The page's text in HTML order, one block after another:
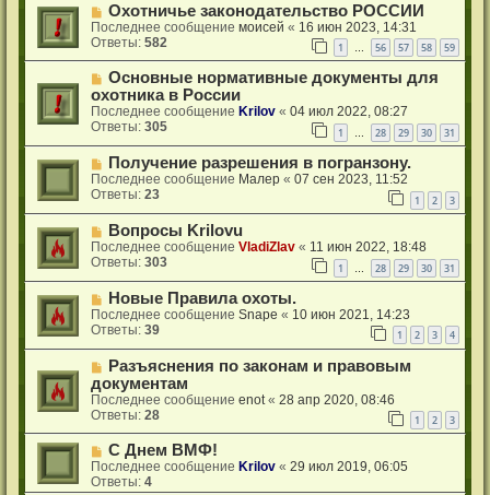
Охотничье законодательство РОССИИ
Последнее сообщениемоисей « 16 июн 2023, 14:31
Ответы:582 1 … 56 57 58 59
Основные нормативные документы для
охотника в России
Последнее сообщение Krilov «04 июл 2022, 08:27
Ответы:305 1 … 28 29 30 31
Получение разрешения в погранзону.
Последнее сообщение Малер «07 сен 2023, 11:52
Ответы:23 1 2 3
Вопросы Krilovu
Последнее сообщениеVladiZlav « 11 июн 2022, 18:48
Ответы:303 1 28 29 30 31
Новые Правила охоты.
Последнее сообщениеSnape « 10 июн 2021, 14:23
Ответы:39 1 2 3 4
Разъяснения по законам и правовым
документам
Последнее сообщениеenot «28 апр 2020, 08:46
Ответы:28 1 2 3
С Днем ВМФ!
Последнее сообщение Krilov «29 июл 2019, 06:05
Ответы:4